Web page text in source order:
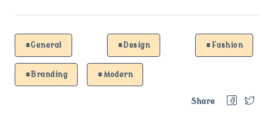
#General #Design #Fashion
#Branding #Modern
Share